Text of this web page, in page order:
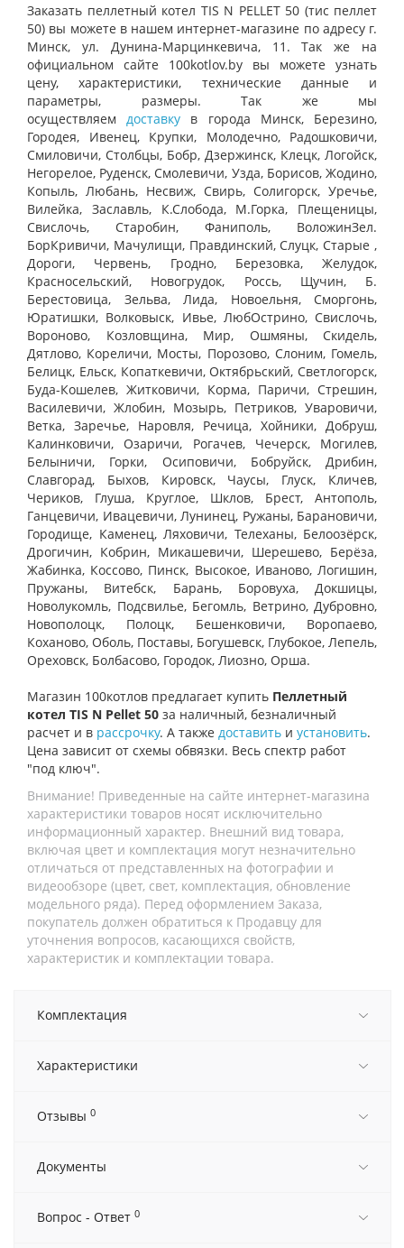
Заказать пеллетный котел TIS N PELLET 50 (тис пеллет
50) вы можете в нашем интернет-магазине по адресу г.
Минск, ул. Дунина-Марцинкевича, 11. Так же на
официальном сайте 100kotlov.by вы можете узнать
цену, характеристики, технические данные и
параметры, размеры. Так же мы
осуществляемдоставку в города Минск, Березино,
Городея, Ивенец, Крупки, Молодечно, Радошковичи,
Смиловичи, Столбцы, Бобр, Дзержинск, Клецк, Логойск,
Негорелое, Руденск, Смолевичи, Узда, Борисов, Жодино,
Копыль, Любань, Несвиж, Свирь, Солигорск, Уречье,
Вилейка, Заславль, К.Слобода, М.Горка, Плещеницы,
Свислочь, Старобин, Фаниполь, ВоложинЗел.
БорКривичи, Мачулищи, Правдинский, Слуцк, Старые ,
Дороги, Червень, Гродно, Березовка, Желудок,
Красносельский, Новогрудок, Россь, Щучин, Б.
Берестовица, Зельва, Лида, Новоельня, Сморгонь,
Юратишки, Волковыск, Ивье, ЛюбОстрино, Свислочь,
Вороново, Козловщина, Мир, Ошмяны, Скидель,
Дятлово, Кореличи, Мосты, Порозово, Слоним, Гомель,
Белицк, Ельск, Копаткевичи, Октябрьский, Светлогорск,
Буда-Кошелев, Житковичи, Корма, Паричи, Стрешин,
Василевичи, Жлобин, Мозырь, Петриков, Уваровичи,
Ветка, Заречье, Наровля, Речица, Хойники, Добруш,
Калинковичи, Озаричи, Рогачев, Чечерск, Могилев,
Белыничи, Горки, Осиповичи, Бобруйск, Дрибин,
Славгорад, Быхов, Кировск, Чаусы, Глуск, Кличев,
Чериков, Глуша, Круглое, Шклов, Брест, Антополь,
Ганцевичи, Ивацевичи, Лунинец, Ружаны, Барановичи,
Городище, Каменец, Ляховичи, Телеханы, Белоозёрск,
Дрогичин, Кобрин, Микашевичи, Шерешево, Берёза,
Жабинка, Коссово, Пинск, Высокое, Иваново, Логишин,
Пружаны, Витебск, Барань, Боровуха, Докшицы,
Новолукомль, Подсвилье, Бегомль, Ветрино, Дубровно,
Новополоцк, Полоцк, Бешенковичи, Воропаево,
Коханово, Оболь, Поставы, Богушевск, Глубокое, Лепель,
Ореховск, Болбасово, Городок, Лиозно, Орша.
Магазин 100котлов предлагает купить Пеллетный
котел TIS N Pellet 50 за наличный, безналичный
расчет и в рассрочку. А также доставить и установить.
Цена зависит от схемы обвязки. Весь спектр работ
"под ключ".
Внимание! Приведенные на сайте интернет-магазина
характеристики товаров носят исключительно
информационный характер. Внешний вид товара,
включая цвет и комплектация могут незначительно
отличаться от представленных на фотографии и
видеообзоре (цвет, свет, комплектация, обновление
модельного ряда). Перед оформлением Заказа,
покупатель должен обратиться к Продавцу для
уточнения вопросов, касающихся свойств,
характеристик и комплектации товара.
Комплектация
Характеристики
Отзывы 0
Документы
Вопрос - Ответ 0